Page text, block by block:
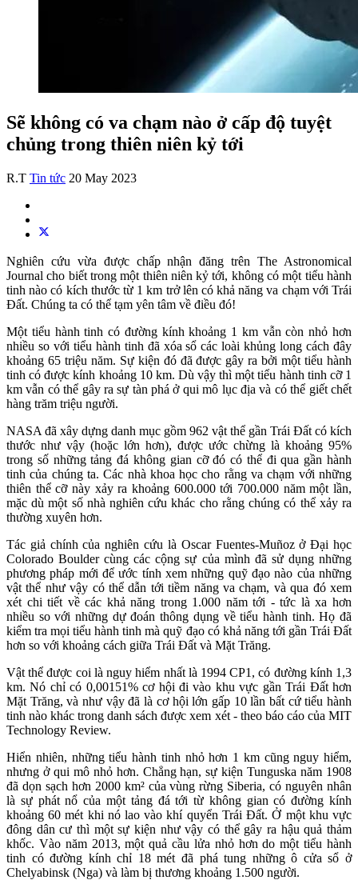
Sẽ không có va chạm nào ở cấp độ tuyệt
chủng trong thiên niên kỷ tới
R.T Tin tức 20 May 2023
Nghiên cứu vừa được chấp nhận đăng trên The Astronomical
Journal cho biết trong một thiên niên kỷ tới, không có một tiểu hành
tinh nào có kích thước từ 1 km trở lên có khả năng va chạm với Trái
Đất. Chúng ta có thể tạm yên tâm về điều đó!
Một tiểu hành tinh có đường kính khoảng 1 km vẫn còn nhỏ hơn
nhiều so với tiểu hành tinh đã xóa sổ các loài khủng long cách đây
khoảng 65 triệu năm. Sự kiện đó đã được gây ra bởi một tiểu hành
tinh có được kính khoảng 10 km. Dù vậy thì một tiểu hành tinh cỡ 1
km vẫn có thể gây ra sự tàn phá ở qui mô lục địa và có thể giết chết
hàng trăm triệu người.
NASA đã xây dựng danh mục gồm 962 vật thể gần Trái Đất có kích
thước như vậy (hoặc lớn hơn), được ước chừng là khoảng 95%
trong số những tảng đá không gian cỡ đó có thể đi qua gần hành
tinh của chúng ta. Các nhà khoa học cho rằng va chạm với những
thiên thể cỡ này xảy ra khoảng 600.000 tới 700.000 năm một lần,
mặc dù một số nhà nghiên cứu khác cho rằng chúng có thể xảy ra
thường xuyên hơn.
Tác giả chính của nghiên cứu là Oscar Fuentes-Muñoz ở Đại học
Colorado Boulder cùng các cộng sự của mình đã sử dụng những
phương pháp mới để ước tính xem những quỹ đạo nào của những
vật thể như vậy có thể dẫn tới tiềm năng va chạm, và qua đó xem
xét chi tiết về các khả năng trong 1.000 năm tới - tức là xa hơn
nhiều so với những dự đoán thông dụng về tiểu hành tinh. Họ đã
kiểm tra mọi tiểu hành tinh mà quỹ đạo có khả năng tới gần Trái Đất
hơn so với khoảng cách giữa Trái Đất và Mặt Trăng.
Vật thể được coi là nguy hiểm nhất là 1994 CP1, có đường kính 1,3
km. Nó chỉ có 0,00151% cơ hội đi vào khu vực gần Trái Đất hơn
Mặt Trăng, và như vậy đã là cơ hội lớn gấp 10 lần bất cứ tiểu hành
tinh nào khác trong danh sách được xem xét - theo báo cáo của MIT
Technology Review.
Hiển nhiên, những tiểu hành tinh nhỏ hơn 1 km cũng nguy hiểm,
nhưng ở qui mô nhỏ hơn. Chẳng hạn, sự kiện Tunguska năm 1908
đã dọn sạch hơn 2000 km² của vùng rừng Siberia, có nguyên nhân
là sự phát nổ của một tảng đá tới từ không gian có đường kính
khoảng 60 mét khi nó lao vào khí quyển Trái Đất. Ở một khu vực
đông dân cư thì một sự kiện như vậy có thể gây ra hậu quả thảm
khốc. Vào năm 2013, một quả cầu lửa nhỏ hơn do một tiểu hành
tinh có đường kính chỉ 18 mét đã phá tung những ô cửa sổ ở
Chelyabinsk (Nga) và làm bị thương khoảng 1.500 người.